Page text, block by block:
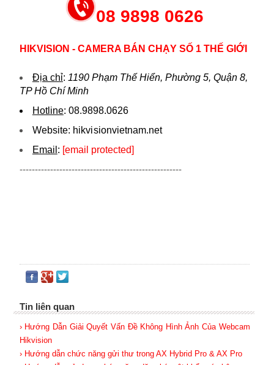
08 9898 0626
HIKVISION - CAMERA BÁN CHẠY SỐ 1 THẾ GIỚI
Địa chỉ: 1190 Phạm Thế Hiển, Phường 5, Quận 8,
TP Hồ Chí Minh
Hotline: 08.9898.0626
Website: hikvi sionvietnam.net
Email : [email protected]
-----------------------------------------------------
Tin liên quan
› Hướng Dẫn Giải Quyết Vấn Đề Không Hình Ảnh Của Webcam
Hikvision
› Hướng dẫn chức năng gửi thư trong AX Hybrid Pro & AX Pro